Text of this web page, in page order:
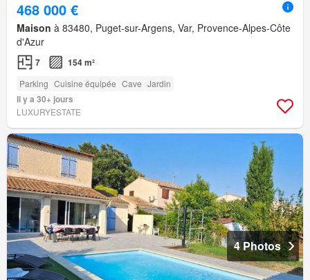
468 000 €
Maison à 83480, Puget-sur-Argens, Var, Provence-Alpes-Côte
d'Azur
7 154 m²
Parking Cuisine équipée Cave Jardin
Il y a 30+ jours
LUXURYESTATE
4 Photos